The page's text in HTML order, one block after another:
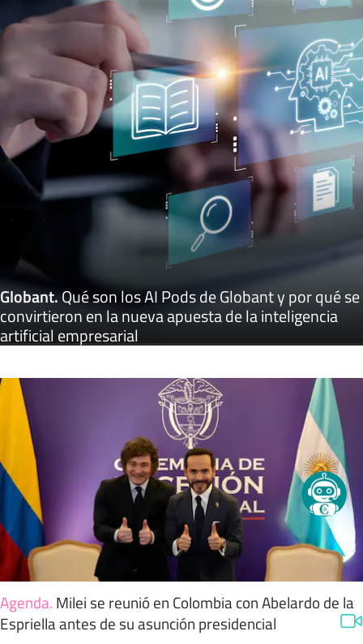
Globant.Qué son los AI Pods de Globant y por qué se
convirtieron en la nueva apuesta de la inteligencia
artificial empresarial
Agenda. Milei se reunió en Colombia con Abelardo de la
Espriella antes de su asunción presidencial